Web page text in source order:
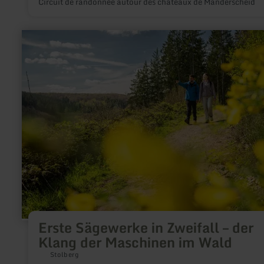
Erste Sägewerke in Zweifall – der
Klang der Maschinen im Wald
Stolberg
savoir
Sägewerke
Maschinen
im
Wald